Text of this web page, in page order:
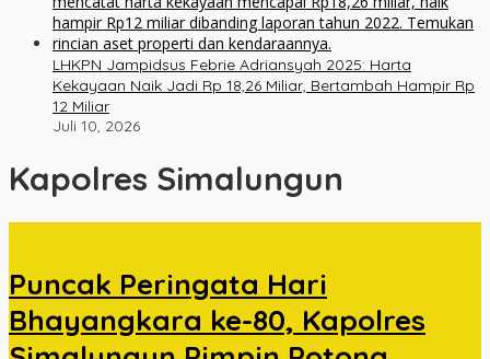
LHKPN Jampidsus Febrie Adriansyah 2025: Harta
Kekayaan Naik Jadi Rp 18,26 Miliar, Bertambah Hampir Rp
12 Miliar
Juli 10, 2026
Kapolres Simalungun
Puncak Peringata Hari
Bhayangkara ke-80, Kapolres